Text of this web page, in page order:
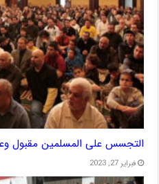
التجسس على المسلمين مقبول
فبراير 27, 2023